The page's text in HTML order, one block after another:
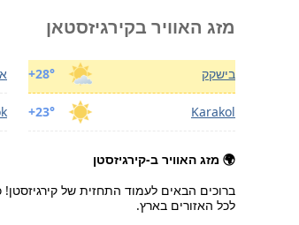
מזג האוויר בקירגיזסטאן
+28° בישקק
+23° Karakol
🌍 מזג האוויר ב-קירגיזסטן
ברוכים הבאים לעמוד התחזית של
לכל האזורים בארץ.